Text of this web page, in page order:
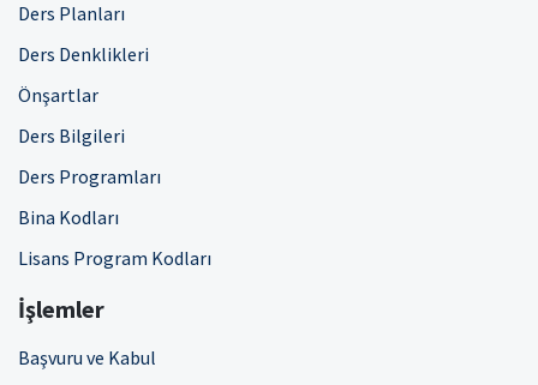
Ders Planları
Ders Denklikleri
Önşartlar
Ders Bilgileri
Ders Programları
Bina Kodları
Lisans Program Kodları
İşlemler
Başvuru ve Kabul